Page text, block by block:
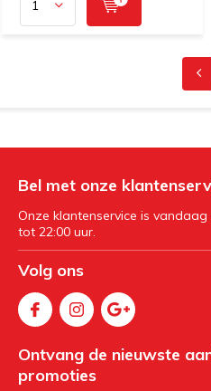
Bel met onze
Onze klantenservice is
tot 22:00 uur.
Volg ons
Ontvang de nieuwste
promoties